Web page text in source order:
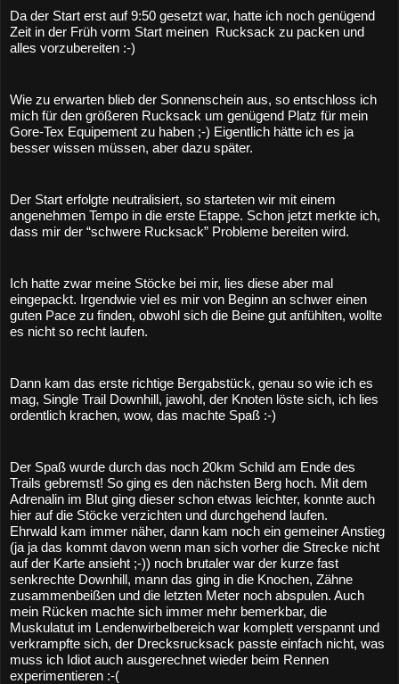
Da der Start erst auf 9:50 gesetzt war, hatte ich noch genügend
Zeit in der Früh vorm Start meinen  Rucksack zu packen und
alles vorzubereiten :-)
Wie zu erwarten blieb der Sonnenschein aus, so entschloss ich
mich für den größeren Rucksack um genügend Platz für mein
Gore-Tex Equipement zu haben ;-) Eigentlich hätte ich es ja
besser wissen müssen, aber dazu später.
Der Start erfolgte neutralisiert, so starteten wir mit einem
angenehmen Tempo in die erste Etappe. Schon jetzt merkte ich,
dass mir der “schwere Rucksack” Probleme bereiten wird.
Ich hatte zwar meine Stöcke bei mir, lies diese aber mal
eingepackt. Irgendwie viel es mir von Beginn an schwer einen
guten Pace zu finden, obwohl sich die Beine gut anfühlten, wollte
es nicht so recht laufen.
Dann kam das erste richtige Bergabstück, genau so wie ich es
mag, Single Trail Downhill, jawohl, der Knoten löste sich, ich lies
ordentlich krachen, wow, das machte Spaß :-)
Der Spaß wurde durch das noch 20km Schild am Ende des
Trails gebremst! So ging es den nächsten Berg hoch. Mit dem
Adrenalin im Blut ging dieser schon etwas leichter, konnte auch
hier auf die Stöcke verzichten und durchgehend laufen.
Ehrwald kam immer näher, dann kam noch ein gemeiner Anstieg
(ja ja das kommt davon wenn man sich vorher die Strecke nicht
auf der Karte ansieht ;-)) noch brutaler war der kurze fast
senkrechte Downhill, mann das ging in die Knochen, Zähne
zusammenbeißen und die letzten Meter noch abspulen. Auch
mein Rücken machte sich immer mehr bemerkbar, die
Muskulatut im Lendenwirbelbereich war komplett verspannt und
verkrampfte sich, der Drecksrucksack passte einfach nicht, was
muss ich Idiot auch ausgerechnet wieder beim Rennen
experimentieren :-(